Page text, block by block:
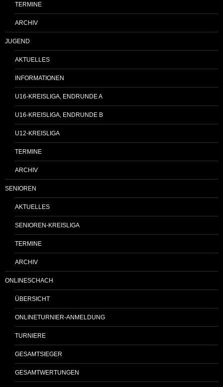
TERMINE
ARCHIV
JUGEND
AKTUELLES
INFORMATIONEN
U16-KREISLIGA, ENDRUNDE A
U16-KREISLIGA, ENDRUNDE B
U12-KREISLIGA
TERMINE
ARCHIV
SENIOREN
AKTUELLES
SENIOREN-KREISLIGA
TERMINE
ARCHIV
ONLINESCHACH
ÜBERSICHT
ONLINETURNIER-ANMELDUNG
TURNIERE
GESAMTSIEGER
GESAMTWERTUNGEN